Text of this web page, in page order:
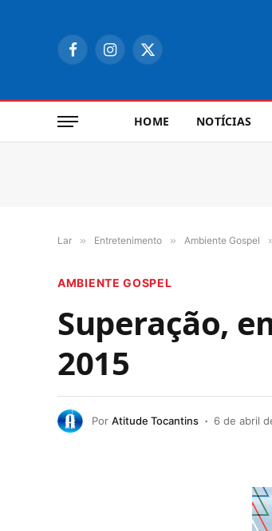
FacebookInstagram
X
HOME NOTÍCIAS
Lar » Entretenimento » Ambiente Gospel
AMBIENTE GOSPEL
Superação,
2015
Por Atitude Tocantins 6 de abril